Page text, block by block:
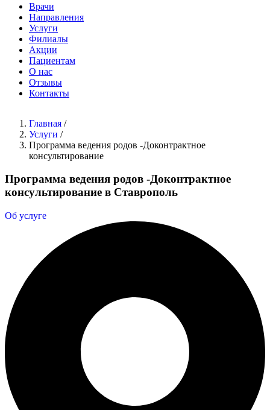
Врачи
Направления
Услуги
Филиалы
Акции
Пациентам
О нас
Отзывы
Контакты
Главная /
Услуги /
Программа ведения родов -Доконтрактное
консультирование
Программа ведения родов -Доконтрактное
консультирование в Ставрополь
Об услуге